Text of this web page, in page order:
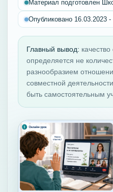
Материал подготовлен
Опубликовано 16.03.2023
Главный вывод:
определяется не
разнообразием
совместной
быть самостоятельным